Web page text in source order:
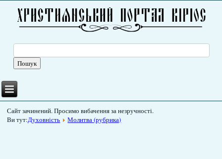
Сайт зачинений. Просимо вибачення за незручності.
Ви тут:Духовність Молитва (рубрика)